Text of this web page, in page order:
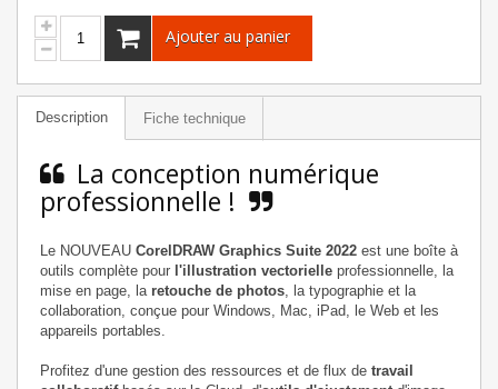
Ajouter au panier
Description Fiche technique
La conception numérique
professionnelle !
Le NOUVEAU CorelDRAW Graphics Suite 2022 est une boîte à
outils complète pour l'illustration vectorielle professionnelle, la
mise en page, la retouche de photos, la typographie et la
collaboration, conçue pour Windows, Mac, iPad, le Web et les
appareils portables.
Profitez d'une gestion des ressources et de flux de travail